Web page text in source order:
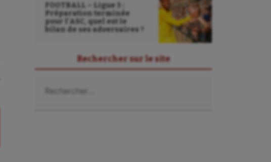
FOOTBALL – Ligue 3 :
Préparation terminée
pour l’ASC, quel est le
bilan de ses adversaires ?
Rechercher sur le site